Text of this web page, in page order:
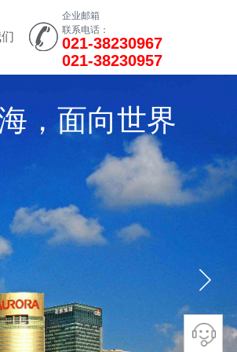
企业邮箱
联系电话：
021-38230967
021-38230957
，面向世界